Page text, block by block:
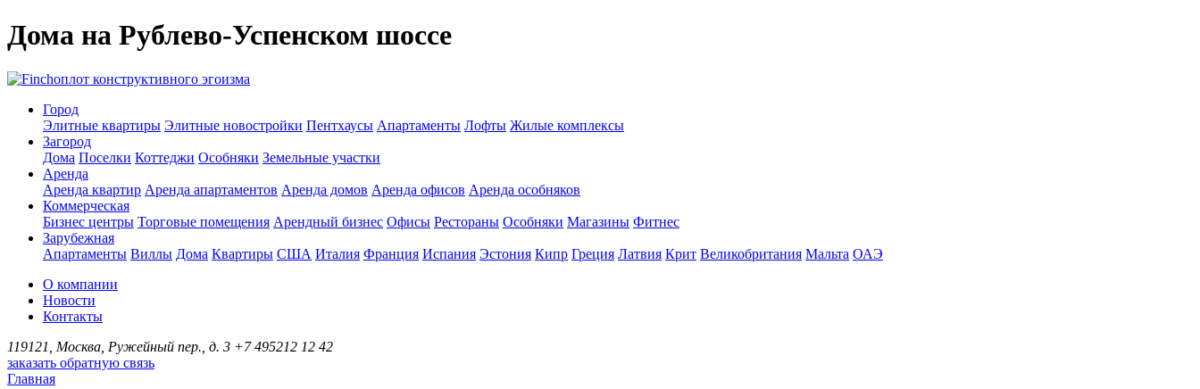
Дома на Рублево-Успенском шоссе
оплот конструктивного эгоизма
Город
Элитные квартиры Элитные новостройки Пентхаусы Апартаменты Лофты Жилые комплексы
Загород
Дома Поселки Коттеджи Особняки Земельные участки
Аренда
Аренда квартир Аренда апартаментов Аренда домов Аренда офисов Аренда особняков
Коммерческая
Бизнес центры Торговые помещения Арендный бизнес Офисы Рестораны Особняки Магазины Фитнес
Зарубежная
Апартаменты Виллы Дома Квартиры США Италия Франция Испания Эстония Кипр Греция Латвия Крит Великобритания Мальта ОАЭ
О компании
Новости
Контакты
119121, Москва, Ружейный пер., д. 3 +7 495212 12 42
заказать обратную связь
Главная